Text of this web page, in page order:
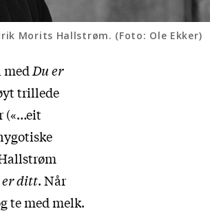
Morits Hallstrøm. (Foto: Ole Ekker)
Du er
trillede
(«…eit
er ditt. Når
te med melk.